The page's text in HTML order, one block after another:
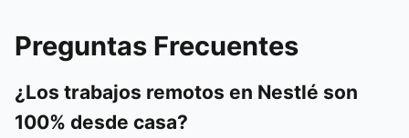
Preguntas Frecuentes
¿Los trabajos remotos en Nestlé son
100% desde casa?